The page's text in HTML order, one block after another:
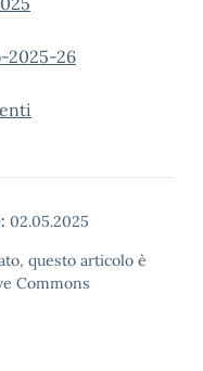
2025-26
02.05.2025
questo articolo è
Commons